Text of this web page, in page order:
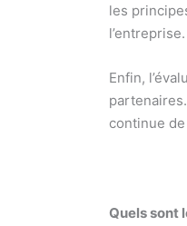
les
Enfin,
continue
Quels sont